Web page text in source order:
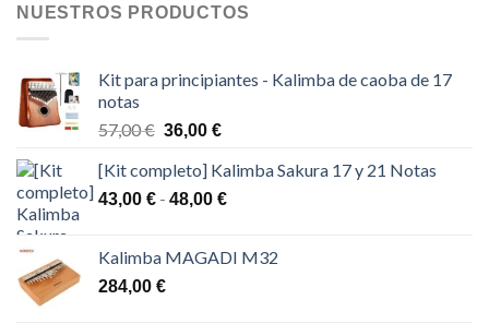
NUESTROS PRODUCTOS
Kit para principiantes - Kalimba de caoba de 17
notas
57,00€ El
original
era:
36,00 €El
actual
es:
[Kit completo] Kalimba Sakura 17 y 21 Notas
43,00 € - 48,00 €Rango
desde
Kalimba MAGADI M32
284,00 €